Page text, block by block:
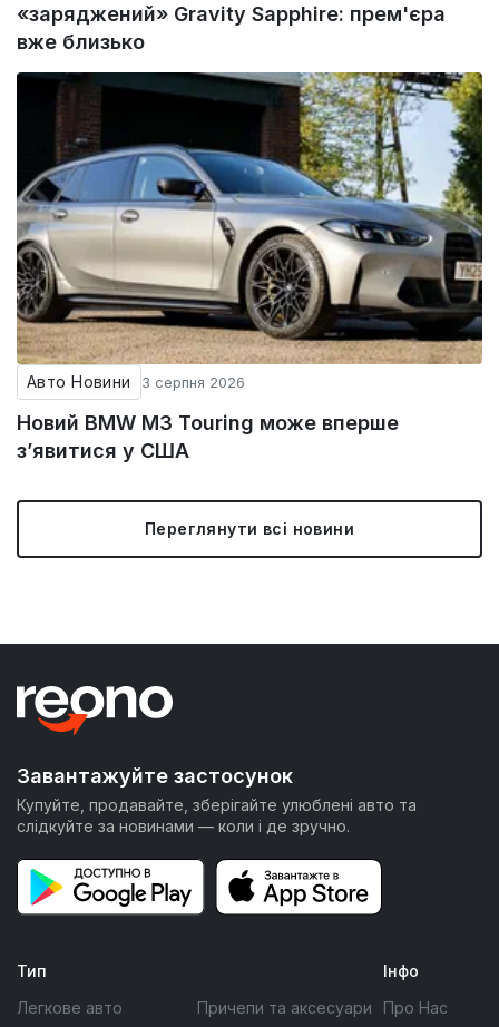
«заряджений» Gravity Sapphire: прем'єра
вже близько
Авто Новини 3 серпня 2026
Новий BMW M3 Touring може вперше
з’явитися у США
Переглянути всі новини
Завантажуйте застосунок
Купуйте, продавайте, зберігайте улюблені авто та
слідкуйте за новинами — коли і де зручно.
Тип
Легкове авто
Причепи та аксесуари
Інфо
Про Нас